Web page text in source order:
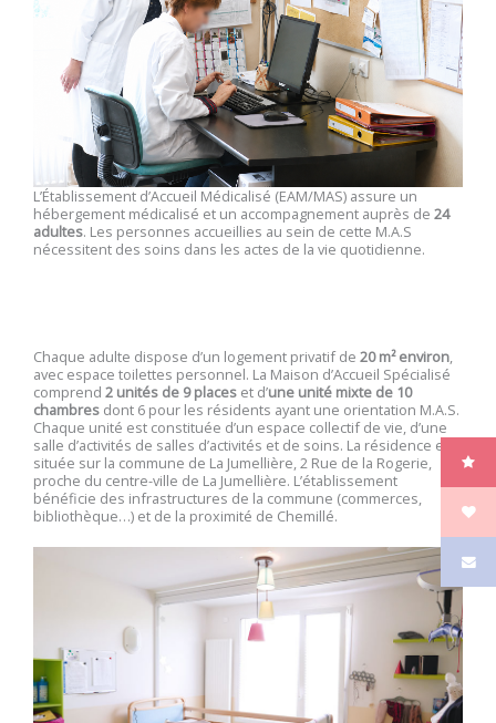
L’Établissement d’Accueil Médicalisé (EAM/MAS) assure un
hébergement médicalisé et un accompagnement auprès de 24
adultes. Les personnes accueillies au sein de cette M.A.S
nécessitent des soins dans les actes de la vie quotidienne.
Chaque adulte dispose d’un logement privatif de 20 m² environ,
avec espace toilettes personnel. La Maison d’Accueil Spécialisé
comprend 2 unités de 9 places et d’une unité mixte de 10
chambres dont 6 pour les résidents ayant une orientation M.A.S.
Chaque unité est constituée d’un espace collectif de vie, d’une
salle d’activités de salles d’activités et de soins. La résidence est
située sur la commune de La Jumellière, 2 Rue de la Rogerie,
proche du centre-ville de La Jumellière. L’établissement
bénéficie des infrastructures de la commune (commerces,
bibliothèque…) et de la proximité de Chemillé.